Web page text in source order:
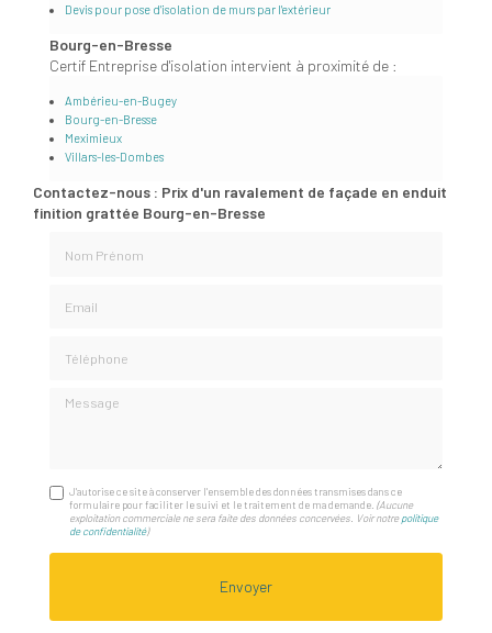
Devis pour pose d'isolation de murs par l'extérieur
Bourg-en-Bresse
Certif Entreprise d'isolation intervient à proximité de :
Ambérieu-en-Bugey
Bourg-en-Bresse
Meximieux
Villars-les-Dombes
Contactez-nous : Prix d'un ravalement de façade en enduit
finition grattée Bourg-en-Bresse
Message
J'autorise ce site à conserver l'ensemble des données transmises dans ce
formulaire pour faciliter le suivi et le traitement de ma demande.(Aucune
exploitation commerciale ne sera faite des données concervées. Voir notrepolitique
de confidentialité)